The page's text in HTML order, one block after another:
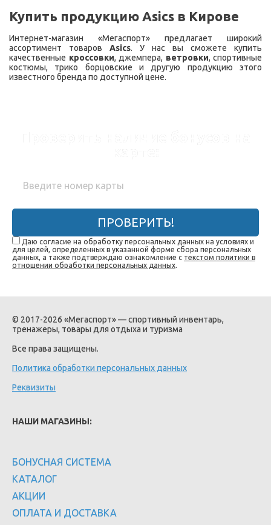
Купить продукцию Asics в Кирове
Интернет-магазин «Мегаспорт» предлагает широкий
ассортимент товаров Asics. У нас вы сможете купить
качественные кроссовки, джемпера, ветровки, спортивные
костюмы, трико борцовские и другую продукцию этого
известного бренда по доступной цене.
ПРОВЕРИТЬ!
Даю согласие на обработку персональных данных на условиях и
для целей, определенных в указанной форме сбора персональных
данных, а также подтверждаю ознакомление с текстом политики в
отношении обработки персональных данных.
© 2017-2026 «Мегаспорт» — спортивный инвентарь,
тренажеры, товары для отдыха и туризма
Все права защищены.
Политика обработки персональных данных
Реквизиты
НАШИ МАГАЗИНЫ:
БОНУСНАЯ СИСТЕМА
КАТАЛОГ
АКЦИИ
ОПЛАТА И ДОСТАВКА